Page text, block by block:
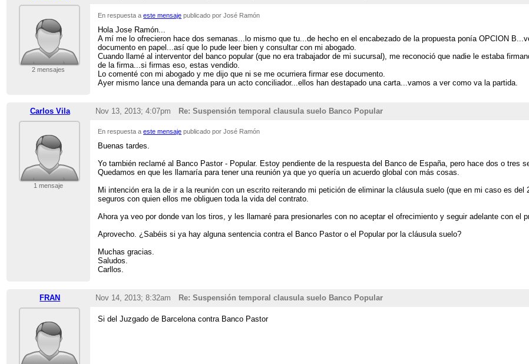
2 mensajes
En respuesta aeste mensaje publicado por José Ramón
Hola Jose Ramón...
A mí me lo ofrecieron hace dos semanas...lo mismo que tu...de hecho en el encabezado de la propuesta ponía OPCION
documento en papel...así que lo pude leer bien y consultar con mi abogado.
Cuando llamé al interventor del banco popular (que no era trabajador de mi sucursal), me reconoció que nadie le estaba
de la firma...si firmas eso, estas vendido.
Lo comenté con mi abogado y me dijo que ni se me ocurriera firmar ese documento.
Ayer mismo lance una demanda para un acto conciliador...ellos han destapado una carta...vamos a ver como va la partida.
Carlos Vila Nov 13, 2013; 4:07pm Re: Suspensión temporal clausula suelo Banco Popular
1 mensaje
En respuesta aeste mensaje publicado por José Ramón
Buenas tardes.
Yo también reclamé al Banco Pastor - Popular. Estoy pendiente de la respuesta del Banco de España, pero hace dos o tres
Quedamos en que les llamaría para tener una reunión ya que yo quería un acuerdo global con más cosas.
Mi intención era la de ir a la reunión con un escrito reiterando mi petición de eliminar la cláusula suelo (que en mi caso es
seguros con quien ellos me obliguen toda la vida del contrato.
Ahora ya veo por donde van los tiros, y les llamaré para presionarles con no aceptar el ofrecimiento y seguir adelante con el
Aprovecho. ¿Sabéis si ya hay alguna sentencia contra el Banco Pastor o el Popular por la cláusula suelo?
Muchas gracias.
Saludos.
Carllos.
FRAN Nov 14, 2013; 8:32am Re: Suspensión temporal clausula suelo Banco Popular
Si del Juzgado de Barcelona contra Banco Pastor